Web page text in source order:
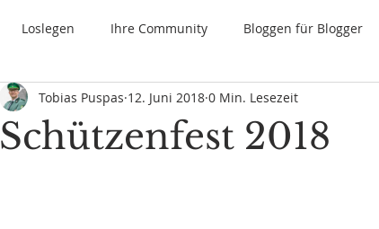
Loslegen Ihre Community Bloggen für Blogger
Schützenfest 2018
Tobias Puspas 12. Juni 2018 0 Min. Lesezeit